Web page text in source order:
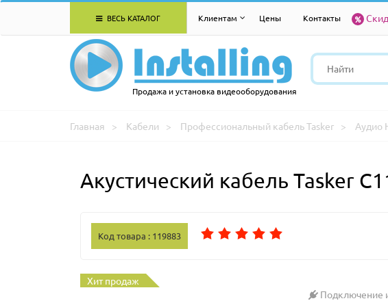
ВЕСЬ КАТАЛОГ Клиентам Цены Контакты
Продажа и установка видеооборудования
Главная Кабели Профессиональный кабель Tasker Аудио
Акустический кабель Tasker
Код товара : 119883
Хит продаж
Подключение